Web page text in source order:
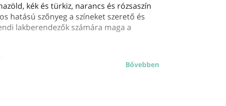
kék és türkiz, narancs és rózsaszín
hatású szőnyeg a színeket szerető és
lakberendezők számára maga a
Bővebben